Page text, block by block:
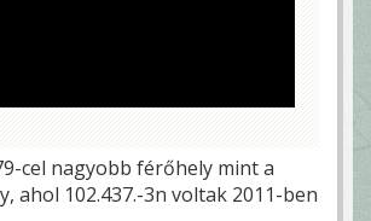
cel nagyobb férőhely mint a
ahol 102.437.-3n voltak 2011-ben